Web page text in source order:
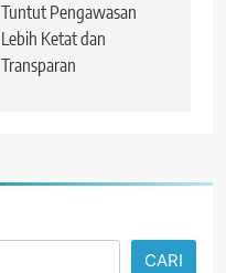
Tuntut Pengawasan
Lebih Ketat dan
Transparan
CARI